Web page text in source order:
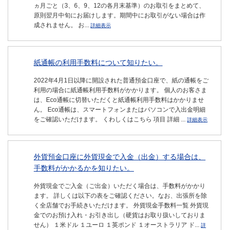
ヵ月ごと（3、6、9、12の各月末基準）のお取引をまとめて、
原則翌月中旬にお届けします。期間中にお取引がない場合は作
成されません。 お... 詳細表示
紙通帳の利用手数料について知りたい。
2022年4月1日以降に開設された普通預金口座で、紙の通帳をご
利用の場合に紙通帳利用手数料がかかります。 個人のお客さま
は、Eco通帳に切替いただくと紙通帳利用手数料はかかりませ
ん。 Eco通帳は、スマートフォンまたはパソコンで入出金明細
をご確認いただけます。 くわしくはこちら 項目 詳細 ... 詳細表示
外貨預金口座に外貨現金で入金（出金）する場合は、
手数料がかかるかを知りたい。
外貨現金でご入金（ご出金）いただく場合は、手数料がかかり
ます。 詳しくは以下の表をご確認ください。なお、出張所を除
く全店舗でお手続きいただけます。 外貨現金手数料一覧 外貨現
金でのお預け入れ・お引き出し（硬貨はお取り扱いしておりま
せん） １米ドル １ユーロ １英ポンド １オーストラリア ド... 詳